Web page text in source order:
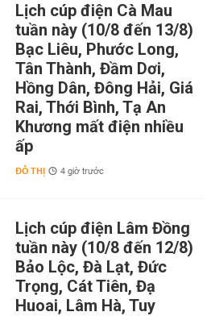
Lịch cúp điện Cà Mau
tuần này (10/8 đến 13/8)
Bạc Liêu, Phước Long,
Tân Thành, Đầm Dơi,
Hồng Dân, Đông Hải, Giá
Rai, Thới Bình, Tạ An
Khương mất điện nhiều
ấp
ĐÔ THỊ 4 giờ trước
Lịch cúp điện Lâm Đồng
tuần này (10/8 đến 12/8)
Bảo Lộc, Đà Lạt, Đức
Trọng, Cát Tiên, Đạ
Huoai, Lâm Hà, Tuy